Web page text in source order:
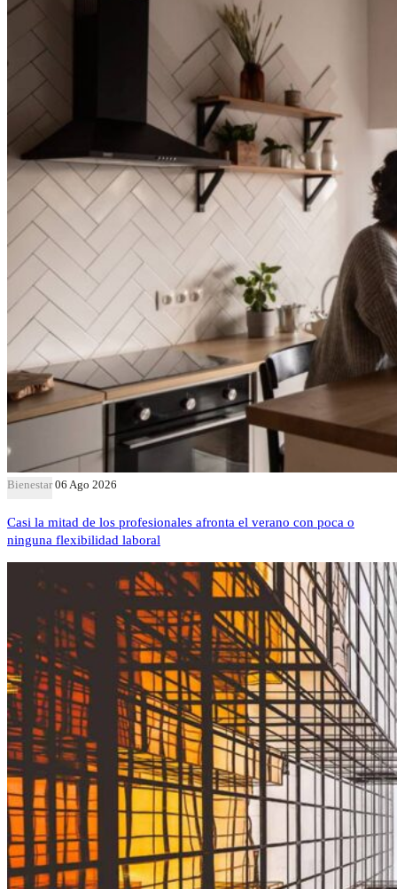
Bienestar 06 Ago 2026
Casi la mitad de los profesionales afronta el verano con poca o
ninguna flexibilidad laboral